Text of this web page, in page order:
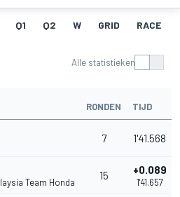
Q1 Q2 W GRID RACE
Alle statistieken
RONDEN TIJD
7 1'41.568
Team Honda
15 +0.089
1'41.657